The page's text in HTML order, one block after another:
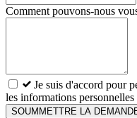
Comment pouvons-nous
Je suis d'accord pour
les informations personnelles
SOUMMETTRE LA